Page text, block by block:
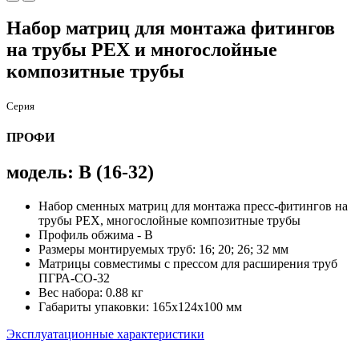
Набор матриц для монтажа фитингов
на трубы PEX и многослойные
композитные трубы
Серия
ПРОФИ
модель: B (16-32)
Набор сменных матриц для монтажа пресс-фитингов на
трубы PEX, многослойные композитные трубы
Профиль обжима - В
Размеры монтируемых труб: 16; 20; 26; 32 мм
Матрицы совместимы с прессом для расширения труб
ПГРА-СО-32
Вес набора: 0.88 кг
Габариты упаковки: 165х124х100 мм
Эксплуатационные характеристики